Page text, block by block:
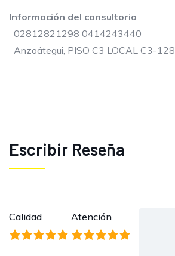
Información del consultorio
02812821298 0414243440
Anzoátegui, PISO C3 LOCAL C3-128
Escribir Reseña
Calidad Atención